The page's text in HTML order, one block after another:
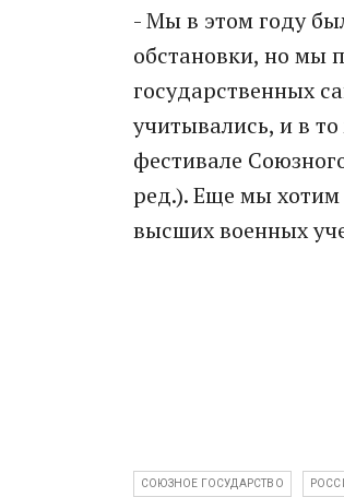
- Мы в этом году
обстановки, но мы
государственных
учитывались, и в
фестивале
ред.). Еще мы хотим
высших военных
СОЮЗНОЕ ГОСУДАРСТВО